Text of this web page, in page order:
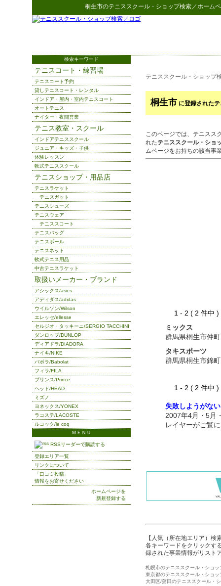
桐生市のテニススクール・ショップ検索／ホーム
テニススクール・ショップ
桐生市 に登録された
このページでは、テニスス
れたテニススクール・ショ
ムページをお持ちの該当事
1 - 2 ( 2 件
ミックス
群馬県桐生市仲
タキスポーツ
群馬県桐生市錦
1 - 2 ( 2 件
失敗しようがな
2007年4月・5月
レイヤーがご覧
【人気（所在地エリア）検
各キーワードをクリックす
録された事業情報がリスト
札幌市のテニススクール・ショッ
東京都のテニススクール・ショッ
大田区/蒲田のテニススクール・
検索キーワード
テニスコート・練習場
テニスコート予約
貸しテニスコート・レンタル
インドア・屋内・室内テニスコート
オートテニス
ナイター・夜間営業
テニス教室・スクール
インドアテニススクール
ジュニア・キッズ・子供
体験レッスン
軟式テニススクール
テニスショップ・用品店
テニスラケット
テニスガット
テニスシューズ
テニスウェア
テニススコート
テニスバッグ
テニスボール
テニスネット
軟式テニス用品
中古テニスラケット
取扱いメーカー・ブランド
アシックス/asics
アディダス/adidas
ウイルソン/Wilson
エレッセ/ellesse
セルジオ・タッキーニ/SERGIO TACCHINI
ダンロップ/DUNLOP
ディアドラ/DIADORA
ナイキ/NIKE
バボラ/Babolat
フィラ/FILA
プリンス/Prince
ヘッド/HEAD
ミズノ
ヨネックス/YONEX
ラコステ/LACOSTE
ルコック/le coq
ＭＥＮＵ
RSSリーダーで購読する
登録エリア一覧
リンクについて
「口コミ投稿」
情報をお寄せください
ホームページを
新規登録する